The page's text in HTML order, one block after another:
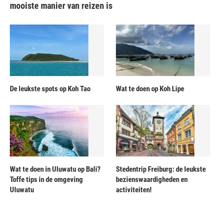
mooiste manier van reizen is
De leukste spots op Koh Tao Wat te doen op Koh Lipe
Wat te doen in Uluwatu op Bali?
Toffe tips in de omgeving
Uluwatu
Stedentrip Freiburg: de leukste
bezienswaardigheden en
activiteiten!